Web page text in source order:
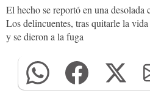
El hecho se reportó en una
Los delincuentes, tras quitarle la
y se dieron a la fuga